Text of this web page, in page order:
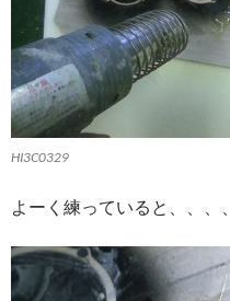
HI3C0329
よーく練っていると、、、、